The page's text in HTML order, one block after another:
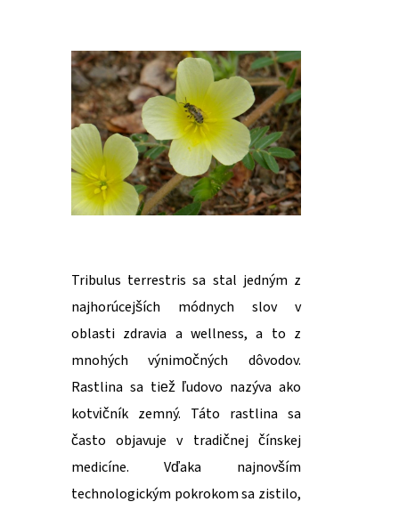
Tribulus terrestris sa stal jedným z
najhorúcejších módnych slov v
oblasti zdravia a wellness, a to z
mnohých výnimočných dôvodov.
Rastlina sa tiež ľudovo nazýva ako
kotvičník zemný. Táto rastlina sa
často objavuje v tradičnej čínskej
medicíne. Vďaka najnovším
technologickým pokrokom sa zistilo,